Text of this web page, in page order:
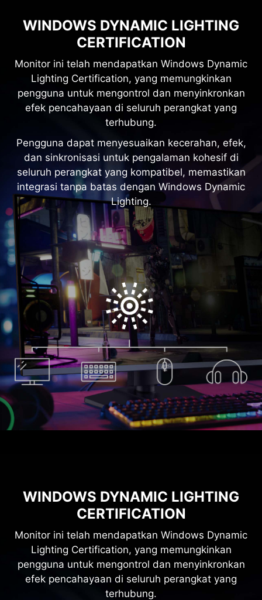
WINDOWS DYNAMIC LIGHTING
CERTIFICATION
Monitor ini telah mendapatkan Windows Dynamic
Lighting Certification, yang memungkinkan
pengguna untuk mengontrol dan menyinkronkan
efek pencahayaan di seluruh perangkat yang
terhubung.
Pengguna dapat menyesuaikan kecerahan, efek,
dan sinkronisasi untuk pengalaman kohesif di
seluruh perangkat yang kompatibel, memastikan
integrasi tanpa batas dengan Windows Dynamic
Lighting.
WINDOWS DYNAMIC LIGHTING
CERTIFICATION
Monitor ini telah mendapatkan Windows Dynamic
Lighting Certification, yang memungkinkan
pengguna untuk mengontrol dan menyinkronkan
efek pencahayaan di seluruh perangkat yang
terhubung.